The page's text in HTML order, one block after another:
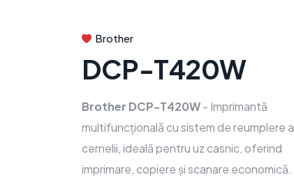
Brother
DCP-T420W
Brother DCP-T420W- Imprimantă
multifuncțională cu sistem de reumplere a
cernelii, ideală pentru uz casnic, oferind
imprimare, copiere și scanare economică.